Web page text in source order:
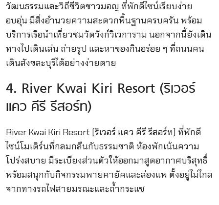
วัฒนธรรมและวิถีชีวิตชาวมอญ ที่พักดีไซน์เรียบง่าย
อบอุ่น มีสิ่งอำนวยความสะดวกพื้นฐานครบครัน พร้อม
บริการเรือนำเที่ยวชมวัดวังก์วิเวการาม นอกจากนี้ยังเดิน
ทางไปเดินเล่น ถ่ายรูป และหาของกินอร่อย ๆ ที่ถนนคน
เดินสังขละบุรีได้อย่างง่ายดาย
4. River Kwai Kiri Resort (ริเวอร์
แคว คีรี รีสอร์ท)
River Kwai Kiri Resort (ริเวอร์ แคว คีรี รีสอร์ท) ที่พักดี
ไซน์โมเดิร์นที่กลมกลืนกับธรรมชาติ ห้องพักเน้นความ
โปร่งสบาย มีระเบียงส่วนตัวให้ออกมาสูดอากาศบริสุทธิ์
พร้อมสนุกกับกิจกรรมพายคายัคและล่องแพ ตั้งอยู่ไม่ไกล
จากทางรถไฟสายมรณะและถ้ำกระแซ